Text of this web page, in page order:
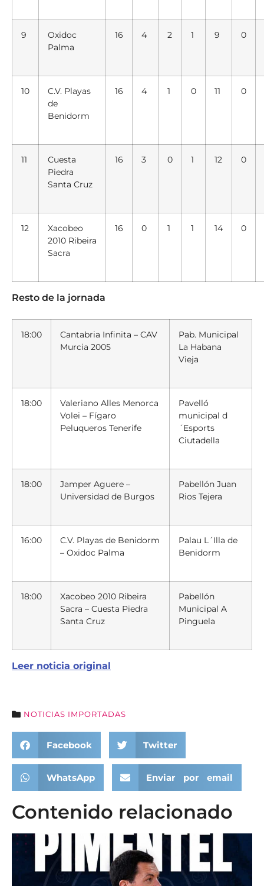
9
Oxidoc
Palma
16 4 2 1 9 0
10
C.V. Playas
de
Benidorm
16 4 1 0 11 0
11
Cuesta
Piedra
Santa Cruz
16 3 0 1 12 0
12
Xacobeo
2010 Ribeira
Sacra
16 0 1 1 14 0
Resto de la jornada
18:00
Cantabria Infinita – CAV
Murcia 2005
Pab. Municipal
La Habana
Vieja
18:00
Valeriano Alles Menorca
Volei – Fígaro
Peluqueros Tenerife
Pavelló
municipal d
´Esports
Ciutadella
18:00
Jamper Aguere –
Universidad de Burgos
Pabellón Juan
Rios Tejera
16:00
C.V. Playas de Benidorm
– Oxidoc Palma
Palau L´Illa de
Benidorm
18:00
Xacobeo 2010 Ribeira
Sacra – Cuesta Piedra
Santa Cruz
Pabellón
Municipal A
Pinguela
Leer noticia original
NOTICIAS IMPORTADAS
Facebook Twitter
WhatsApp Enviar por email
Contenido relacionado